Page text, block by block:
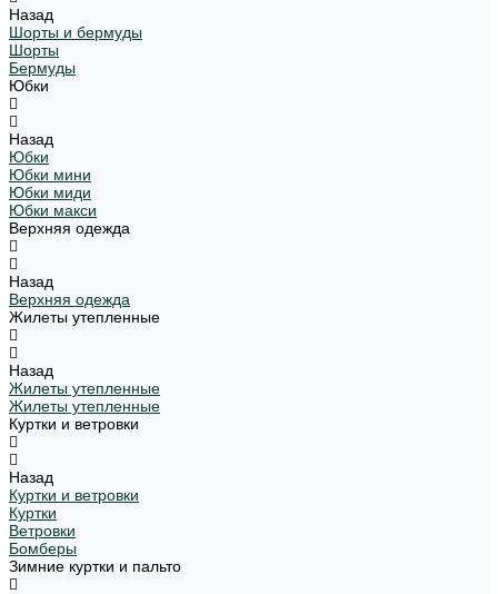
Назад
Шорты и бермуды
Шорты
Бермуды
Юбки
Назад
Юбки
Юбки мини
Юбки миди
Юбки макси
Верхняя одежда
Назад
Верхняя одежда
Жилеты утепленные
Назад
Жилеты утепленные
Жилеты утепленные
Куртки и ветровки
Назад
Куртки и ветровки
Куртки
Ветровки
Бомберы
Зимние куртки и пальто